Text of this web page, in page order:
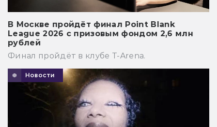
В Москве пройдёт финал Point Blank
League 2026 с призовым фондом 2,6 млн
рублей
Финал пройдёт в клубе T-Arena.
Новости